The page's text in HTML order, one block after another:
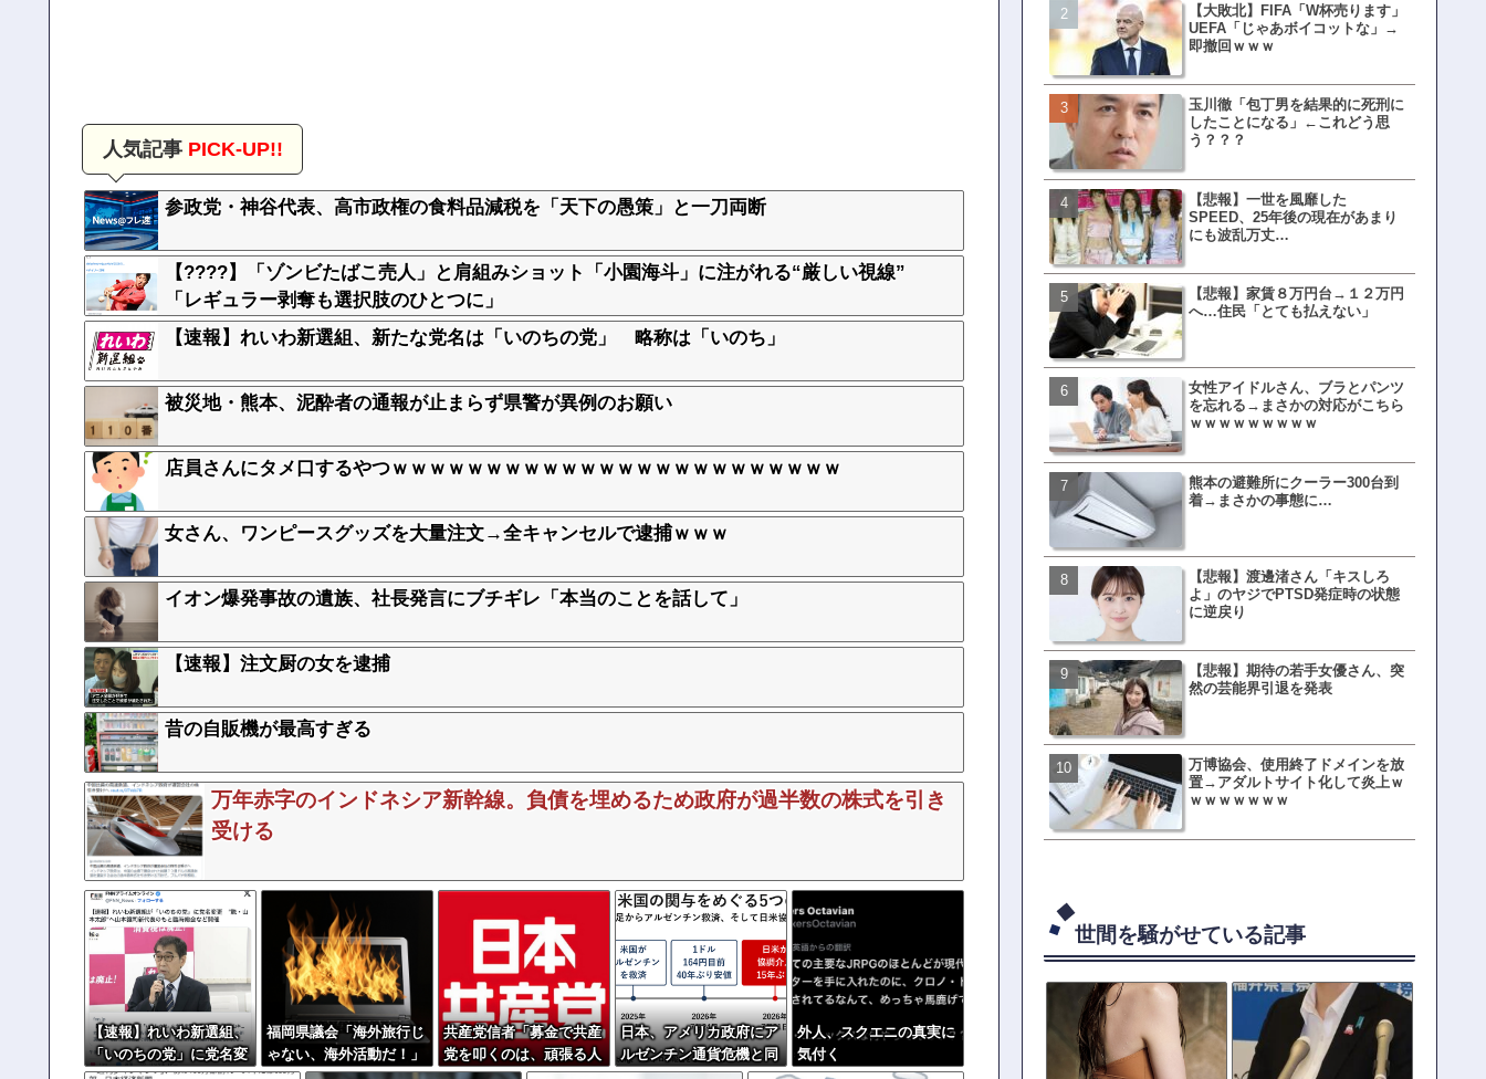
人気記事PICK-UP!!
参政党・神谷代表、高市政権の食料品減税を「天下の愚策」と一刀両断
【????】「ゾンビたばこ売人」と肩組みショット「小園海斗」に注がれる“厳しい視線”
「レギュラー剥奪も選択肢のひとつに」
【速報】れいわ新選組、新たな党名は「いのちの党」 略称は「いのち」
被災地・熊本、泥酔者の通報が止まらず県警が異例のお願い
店員さんにタメ口するやつｗｗｗｗｗｗｗｗｗｗｗｗｗｗｗｗｗｗｗｗｗｗｗｗ
女さん、ワンピースグッズを大量注文→全キャンセルで逮捕ｗｗｗ
イオン爆発事故の遺族、社長発言にブチギレ「本当のことを話して」
【速報】注文厨の女を逮捕
昔の自販機が最高すぎる
万年赤字のインドネシア新幹線。負債を埋めるため政府が過半数の株式を引き
受ける
【速報】れいわ新選組、
「いのちの党」に党名変
福岡県議会「海外旅行じ
ゃない、海外活動だ！」
共産党信者「募金で共産
党を叩くのは、頑張る人
日本、アメリカ政府にア
ルゼンチン通貨危機と同
外人、スクエニの真実に
気付く
【大敗北】FIFA「W杯売ります」
UEFA「じゃあボイコットな」→
即撤回ｗｗｗ
玉川徹「包丁男を結果的に死刑に
したことになる」←これどう思
う？？？
【悲報】一世を風靡した
SPEED、25年後の現在があまり
にも波乱万丈…
【悲報】家賃８万円台→１２万円
へ…住民「とても払えない」
女性アイドルさん、ブラとパンツ
を忘れる→まさかの対応がこちら
ｗｗｗｗｗｗｗｗｗ
熊本の避難所にクーラー300台到
着→まさかの事態に…
【悲報】渡邊渚さん「キスしろ
よ」のヤジでPTSD発症時の状態
に逆戻り
【悲報】期待の若手女優さん、突
然の芸能界引退を発表
万博協会、使用終了ドメインを放
置→アダルトサイト化して炎上ｗ
ｗｗｗｗｗｗｗ
【ファーw】水着女子さん
オッサン盗撮してる…通報
皇族確保策、天皇陛下の一
界ピリつくｗｗｗ
文春、沖縄問題の"触れては
ない話"を暴露してしまうｗ
ランサムウェア攻撃を受け
レイ、わずか10日で復旧し
福岡テレビ局にとんでもな
アナが入社してしまうｗｗｗ
【衝撃】三笘が事故った時
てた車ってさ…←これw w
有吉「うまくても絶対に行
ない店」がこちら…ネット
母親「息子の借りた本が心
真をSNS投稿→司書らから
元TOKIO山口達也、家賃3.4
の新居を公開ｗｗｗｗｗｗ
世間を騒がせている記事